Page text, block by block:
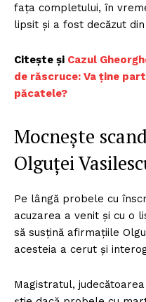
fața completului, în
lipsit și a fost decăzut
Citește și Cazul
de răscruce: Va ţine
păcatele?
Mocnește
Olguței
Pe lângă probele cu
acuzarea a venit și cu o
să susțină afirmațiile
acesteia a cerut și
Magistratul,